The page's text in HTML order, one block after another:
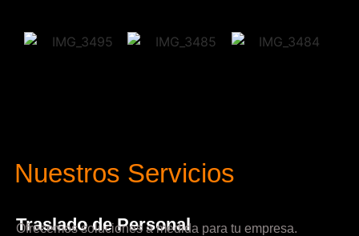
Nuestros Servicios
Traslado de Personal
Ofrecemos soluciones a medida para tu empresa.